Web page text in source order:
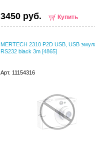
3450 руб. Купить
MERTECH 2310 P2D USB, USB
RS232 black 3m [4865]
Арт. 11154316